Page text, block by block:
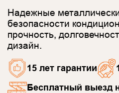
Надежные
безопасности
прочность,
дизайн.
15 лет гарантии
Бесплатный выезд